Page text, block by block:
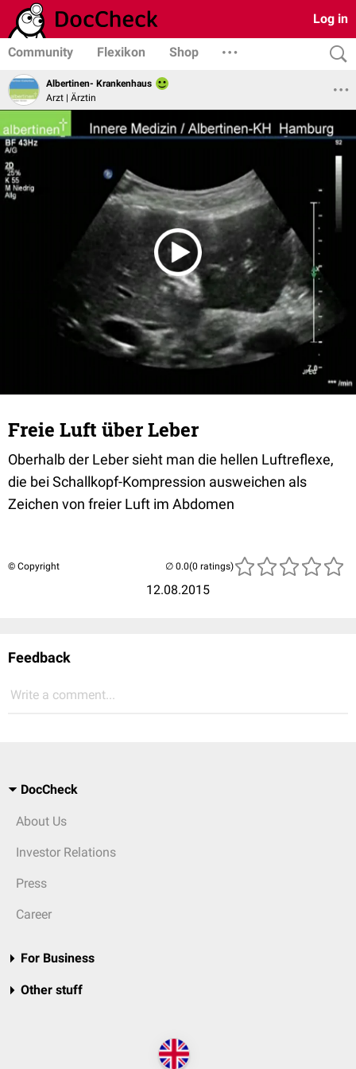
Log in
Community Flexikon Shop
Albertinen- Krankenhaus
Arzt | Ärztin
Freie Luft über Leber
Oberhalb der Leber sieht man die hellen Luftreflexe,
die bei Schallkopf-Kompression ausweichen als
Zeichen von freier Luft im Abdomen
© Copyright
12.08.2015
(0 ratings)
Feedback
Write a comment...
DocCheck
About Us
Investor Relations
Press
Career
For Business
Other stuff